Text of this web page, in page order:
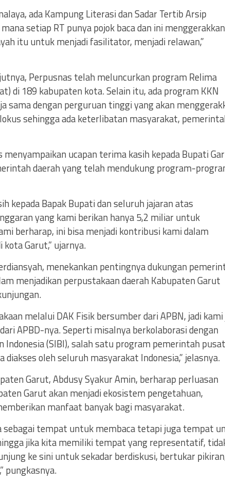
ada Kampung Literasi dan Sadar Tertib Arsip
setiap RT punya pojok baca dan ini menggerakkan
itu untuk menjadi fasilitator, menjadi relawan,”
Perpusnas telah meluncurkan program Relima
di 189 kabupaten kota. Selain itu, ada program KKN
sama dengan perguruan tinggi yang akan
sehingga ada keterlibatan masyarakat,
menyampaikan ucapan terima kasih kepada Bupati
daerah yang telah mendukung program-
kepada Bapak Bupati dan seluruh jajaran atas
yang kami berikan hanya 5,2 miliar untuk
berharap, ini bisa menjadi kontribusi kami dalam
Garut,” ujarnya.
menekankan pentingnya dukungan
menjadikan perpustakaan daerah Kabupaten Garut
melalui DAK Fisik bersumber dari APBN, jadi
APBD-nya. Seperti misalnya berkolaborasi dengan
(SIBI), salah satu program pemerintah pusat
oleh seluruh masyarakat Indonesia,” jelasnya.
Garut, Abdusy Syakur Amin, berharap perluasan
Garut akan menjadi ekosistem pengetahuan,
manfaat banyak bagi masyarakat.
sebagai tempat untuk membaca tetapi juga tempat
jika kita memiliki tempat yang representatif,
ke sini untuk sekadar berdiskusi, bertukar
pungkasnya.